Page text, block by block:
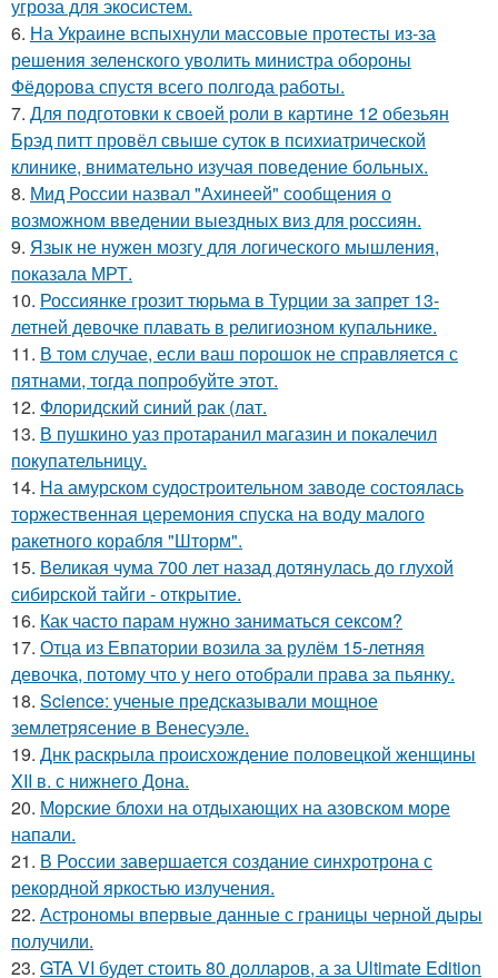
угроза для экосистем.
6. На Украине вспыхнули массовые протесты из-за
решения зеленского уволить министра обороны
Фёдорова спустя всего полгода работы.
7. Для подготовки к своей роли в картине 12 обезьян
Брэд питт провёл свыше суток в психиатрической
клинике, внимательно изучая поведение больных.
8. Мид России назвал "Ахинеей" сообщения о
возможном введении выездных виз для россиян.
9. Язык не нужен мозгу для логического мышления,
показала МРТ.
10. Россиянке грозит тюрьма в Турции за запрет 13-
летней девочке плавать в религиозном купальнике.
11. В том случае, если ваш порошок не справляется с
пятнами, тогда попробуйте этот.
12. Флоридский синий рак (лат.
13. В пушкино уаз протаранил магазин и покалечил
покупательницу.
14. На амурском судостроительном заводе состоялась
торжественная церемония спуска на воду малого
ракетного корабля "Шторм".
15. Великая чума 700 лет назад дотянулась до глухой
сибирской тайги - открытие.
16. Как часто парам нужно заниматься сексом?
17. Отца из Евпатории возила за рулём 15-летняя
девочка, потому что у него отобрали права за пьянку.
18. Science: ученые предсказывали мощное
землетрясение в Венесуэле.
19. Днк раскрыла происхождение половецкой женщины
XII в. с нижнего Дона.
20. Морские блохи на отдыхающих на азовском море
напали.
21. В России завершается создание синхротрона с
рекордной яркостью излучения.
22. Астрономы впервые данные с границы черной дыры
получили.
23. GTA VI будет стоить 80 долларов, а за Ultimate Edition